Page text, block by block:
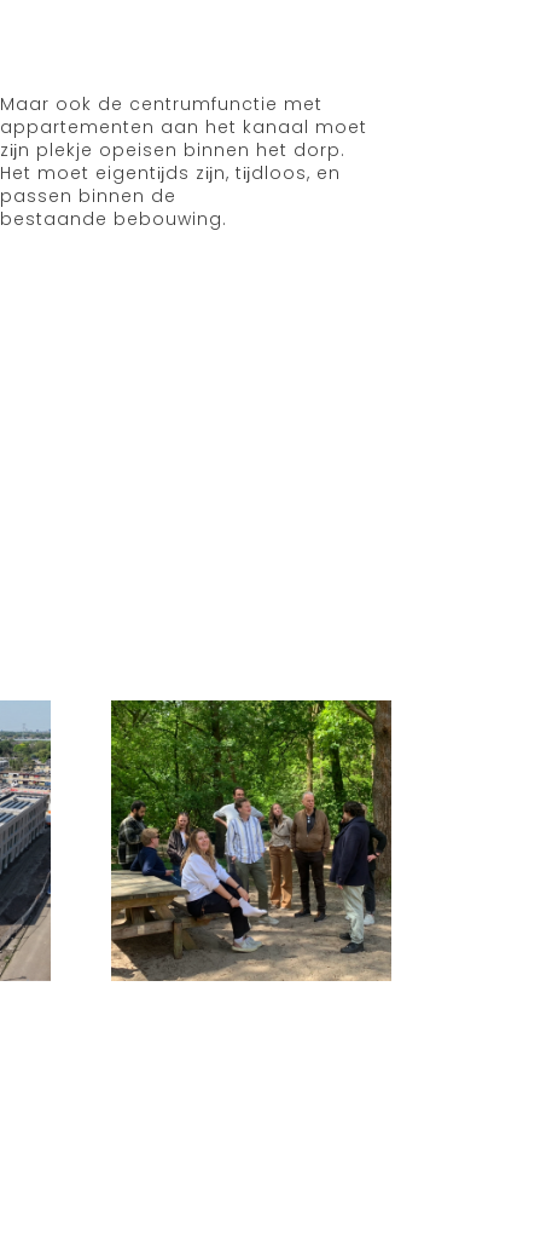
Maar ook de centrumfunctie met
appartementen aan het kanaal moet
zĳn plekje opeisen binnen het dorp.
Het moet eigentĳds zĳn, tĳdloos, en
passen binnen de
bestaande bebouwing.
Nieuws 2026
samenwerken
amersfoort
agnova